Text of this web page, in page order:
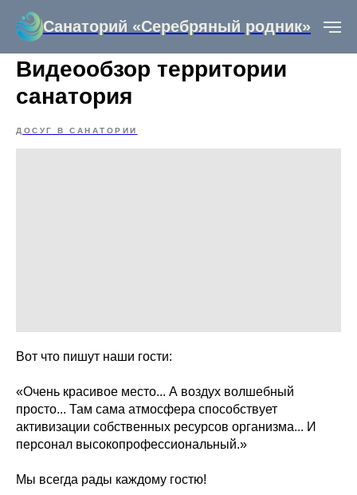
Санаторий «Серебряный родник»
Видеообзор территории
санатория
ДОСУГ В САНАТОРИИ
Вот что пишут наши гости:
«Очень красивое место... А воздух волшебный
просто... Там сама атмосфера способствует
активизации собственных ресурсов организма... И
персонал высокопрофессиональный.»
Мы всегда рады каждому гостю!